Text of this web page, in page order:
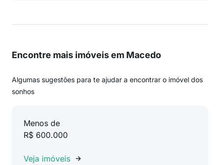
Encontre mais imóveis em Macedo
Algumas sugestões para te ajudar a encontrar o imóvel dos
sonhos
Menos de
R$ 600.000
Veja imóveis